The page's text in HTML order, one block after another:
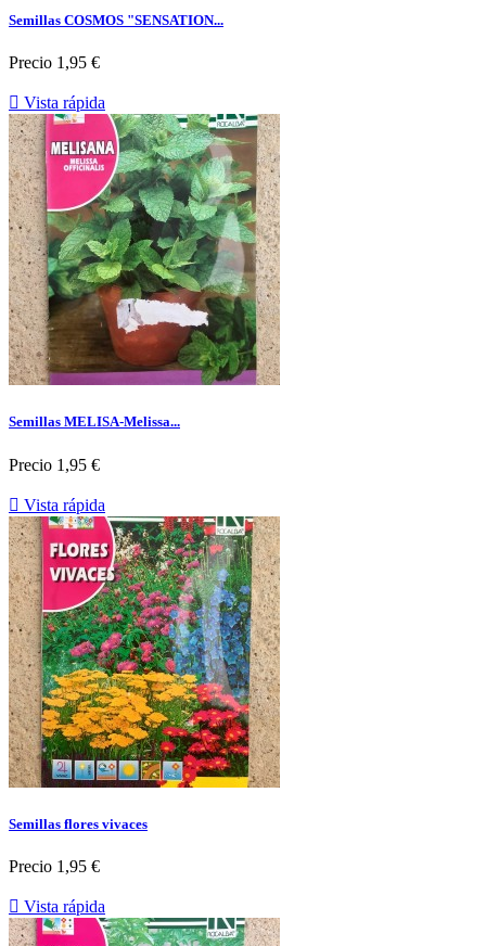
Semillas COSMOS "SENSATION...
Precio 1,95 €
 Vista rápida
Semillas MELISA-Melissa...
Precio 1,95 €
 Vista rápida
Semillas flores vivaces
Precio 1,95 €
 Vista rápida